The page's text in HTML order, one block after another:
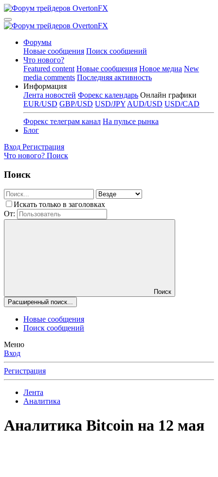
Форумы
Новые сообщения Поиск сообщений
Что нового?
Featured content Новые сообщения Новое медиа New
media comments Последняя активность
Информация
Лента новостей Форекс календарь Онлайн графики
EUR/USD GBP/USD USD/JPY AUD/USD USD/CAD
Форекс телеграм канал На пульсе рынка
Блог
Вход Регистрация
Что нового? Поиск
Поиск
Искать только в заголовках
От:
Поиск
Расширенный поиск...
Новые сообщения
Поиск сообщений
Меню
Вход
Регистрация
Лента
Аналитика
Аналитика Bitcoin на 12 мая